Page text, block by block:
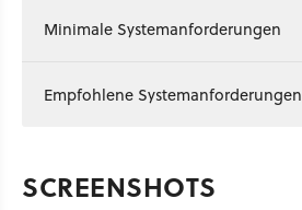
Minimale Systemanforderungen
Empfohlene Systemanforderungen
SCREENSHOTS